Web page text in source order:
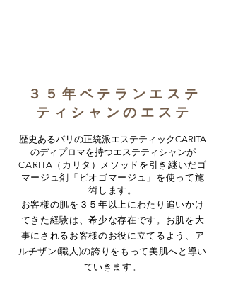
３５年ベテランエステ
ティシャンのエステ
歴史あるパリの正統派エステティックCARITA
のディプロマを持つエステティシャンが
CARITA（カリタ）メソッドを引き継いだゴ
マージュ剤「ビオゴマージュ」を使って施
術します。
お客様の肌を３５年以上にわたり追いかけ
てきた経験は、希少な存在です。お肌を大
事にされるお客様のお役に立てるよう、ア
ルチザン(職人)の誇りをもって美肌へと導い
ていきます。